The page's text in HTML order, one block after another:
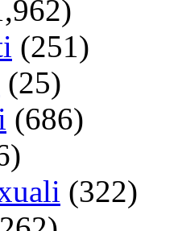
(251)
(25)
(686)
(322)